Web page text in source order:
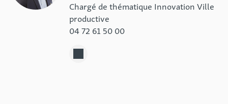
Chargé de thématique Innovation Ville
productive
04 72 61 50 00